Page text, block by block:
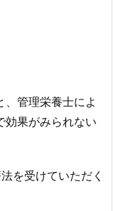
管理栄養士によ
効果がみられない
を受けていただく